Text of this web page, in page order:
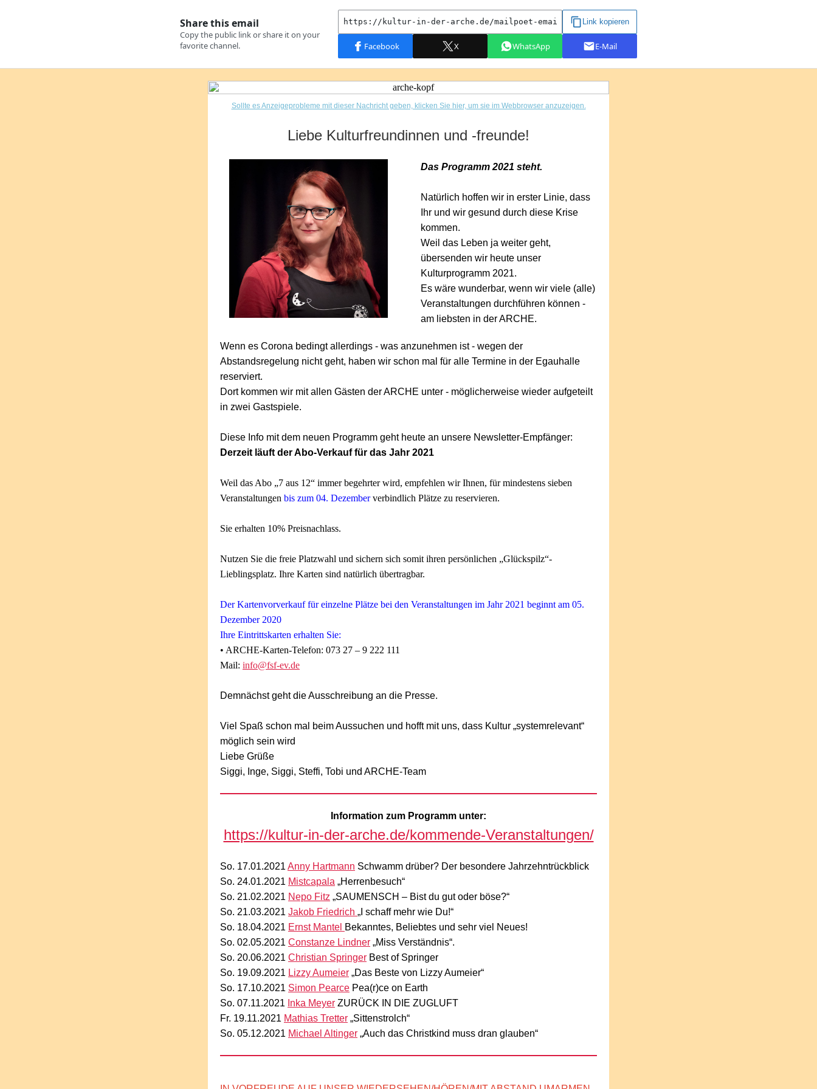
Sollte es Anzeigeprobleme mit dieser Nachricht geben, klicken Sie hier, um sie im Webbrowser anzuzeigen.
Liebe Kulturfreundinnen und -freunde!
Das Programm 2021 steht.
Natürlich hoffen wir in erster Linie, dass
Ihr und wir gesund durch diese Krise
kommen.
Weil das Leben ja weiter geht,
übersenden wir heute unser
Kulturprogramm 2021.
Es wäre wunderbar, wenn wir viele (alle)
Veranstaltungen durchführen können -
am liebsten in der ARCHE.
Wenn es Corona bedingt allerdings - was anzunehmen ist - wegen der
Abstandsregelung nicht geht, haben wir schon mal für alle Termine in der Egauhalle
reserviert.
Dort kommen wir mit allen Gästen der ARCHE unter - möglicherweise wieder aufgeteilt
in zwei Gastspiele.
Diese Info mit dem neuen Programm geht heute an unsere Newsletter-Empfänger:
Derzeit läuft der Abo-Verkauf für das Jahr 2021
Weil das Abo „7 aus 12“ immer begehrter wird, empfehlen wir Ihnen, für mindestens sieben
Veranstaltungen bis zum 04. Dezemberverbindlich Plätze zu reservieren.
Sie erhalten 10% Preisnachlass.
Nutzen Sie die freie Platzwahl und sichern sich somit ihren persönlichen „Glückspilz“-
Lieblingsplatz. Ihre Karten sind natürlich übertragbar.
Der Kartenvorverkauf für einzelne Plätze bei den Veranstaltungen im Jahr 2021 beginnt am 05.
Dezember 2020
Ihre Eintrittskarten erhalten Sie:
• ARCHE-Karten-Telefon: 073 27 – 9 222 111
Mail: info@fsf-ev.de
Demnächst geht die Ausschreibung an die Presse.
Viel Spaß schon mal beim Aussuchen und hofft mit uns, dass Kultur „systemrelevant“
möglich sein wird
Liebe Grüße
Siggi, Inge, Siggi, Steffi, Tobi und ARCHE-Team
Information zum Programm unter:
https://kultur-in-der-arche.de/kommende-Veranstaltungen/
So. 17.01.2021 Anny Hartmann Schwamm drüber? Der besondere Jahrzehntrückblick
So. 24.01.2021 Mistcapala „Herrenbesuch“
So. 21.02.2021 Nepo Fitz „SAUMENSCH – Bist du gut oder böse?“
So. 21.03.2021 Jakob Friedrich „I schaff mehr wie Du!“
So. 18.04.2021 Ernst Mantel Bekanntes, Beliebtes und sehr viel Neues!
So. 02.05.2021 Constanze Lindner „Miss Verständnis“.
So. 20.06.2021 Christian Springer Best of Springer
So. 19.09.2021 Lizzy Aumeier „Das Beste von Lizzy Aumeier“
So. 17.10.2021 Simon Pearce Pea(r)ce on Earth
So. 07.11.2021 Inka Meyer ZURÜCK IN DIE ZUGLUFT
Fr. 19.11.2021 Mathias Tretter „Sittenstrolch“
So. 05.12.2021 Michael Altinger „Auch das Christkind muss dran glauben“